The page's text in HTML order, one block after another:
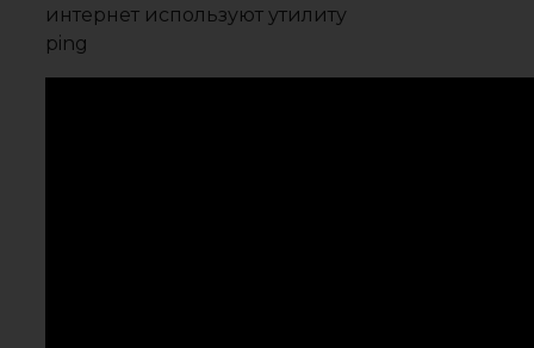
интернет используют утилиту
ping